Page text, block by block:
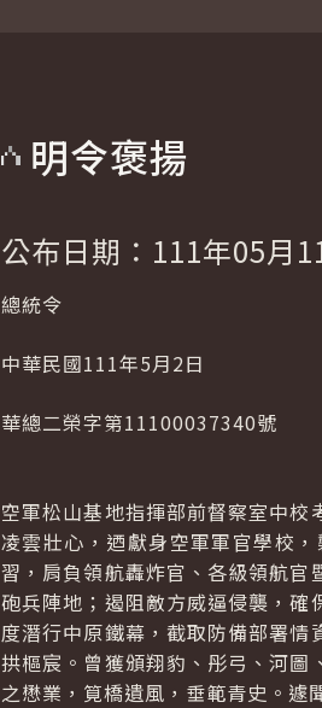
明令褒揚
公布日期：111年05月
總統令
中華民國111年5月2日
華總二榮字第11100037340號
空軍松山基地指揮部前督察室中校
凌雲壯心，迺獻身空軍軍官學校
習，肩負領航轟炸官、各級領航
砲兵陣地；遏阻敵方威逼侵襲，
度潛行中原鐵幕，截取防備部署
拱樞宸。曾獲頒翔豹、彤弓、河
之懋業，筧橋遺風，垂範青史。遽